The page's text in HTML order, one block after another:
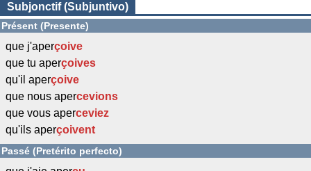
Subjonctif (Subjuntivo)
Présent (Presente)
que j'aperçoive
que tu aperçoives
qu'il aperçoive
que nous apercevions
que vous aperceviez
qu'ils aperçoivent
Passé (Pretérito perfecto)